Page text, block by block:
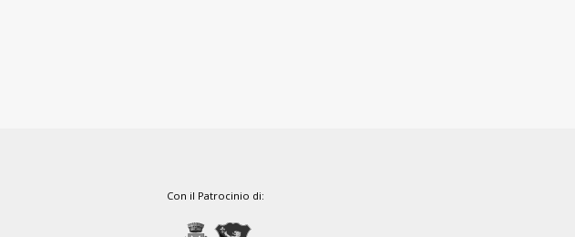
Con il Patrocinio di: